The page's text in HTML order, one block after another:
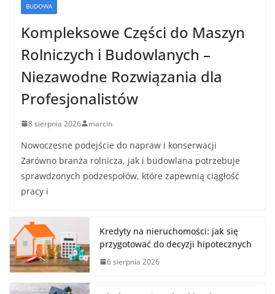
BUDOWA
Kompleksowe Części do Maszyn
Rolniczych i Budowlanych –
Niezawodne Rozwiązania dla
Profesjonalistów
8 sierpnia 2026 marcin
Nowoczesne podejście do napraw i konserwacji
Zarówno branża rolnicza, jak i budowlana potrzebuje
sprawdzonych podzespołów, które zapewnią ciągłość
pracy i
Kredyty na nieruchomości: jak się
przygotować do decyzji hipotecznych
6 sierpnia 2026